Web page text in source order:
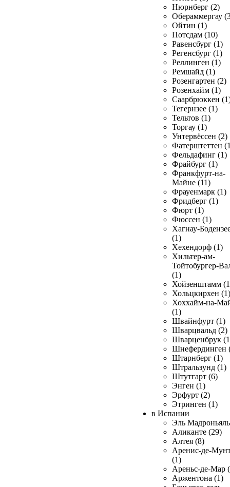
Нюрнберг (2)
Обераммергау
Ойтин (1)
Потсдам (10)
Равенсбург (1)
Регенсбург (1)
Реллинген (1)
Ремшайд (1)
Розенгартен (2)
Розенхайм (1)
Саарбрюккен
Тегернзее (1)
Тельтов (1)
Торгау (1)
Унтервёссен (2)
Фатерштеттен
Фельдафинг (1)
Фрайбург (1)
Франкфурт-на-
Майне (11)
Фрауенмарк (1)
Фридберг (1)
Фюрт (1)
Фюссен (1)
Хагнау-
(1)
Хехендорф (1)
Хильтер-ам-
Тойтобургер-
(1)
Хойзенштамм
Хольцкирхен (1)
Хоххайм-на-
(1)
Швайнфурт (1)
Шварцвальд (2)
Шварценбрук
Шнефердинген
Штарнберг (1)
Штральзунд (1)
Штутгарт (6)
Энген (1)
Эрфурт (2)
Этринген (1)
в Испании
Эль
Аликанте (29)
Алтея (8)
Аренис-де-
(1)
Ареньс-де-Мар
Аржентона (1)